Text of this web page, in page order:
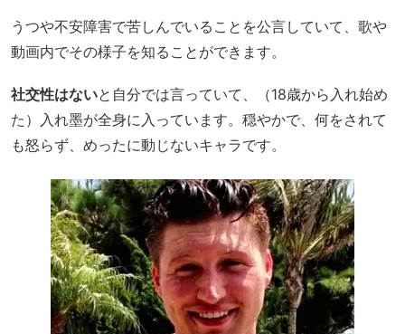
うつや不安障害で苦しんでいることを公言していて、歌や
動画内でその様子を知ることができます。
社交性はないと自分では言っていて、（18歳から入れ始め
た）入れ墨が全身に入っています。穏やかで、何をされて
も怒らず、めったに動じないキャラです。